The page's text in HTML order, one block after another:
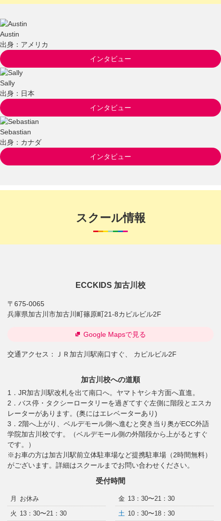
Austin
出身：アメリカ
インタビュー
Sally
出身：日本
インタビュー
Sebastian
出身：カナダ
インタビュー
スクール情報
ECCKIDS 加古川校
〒675-0065
兵庫県加古川市加古川町篠原町21-8カピルビル2F
交通アクセス： ＪＲ加古川駅南口すぐ、 カピルビル2F
Google Mapsで見る
加古川校への道順
1．JR加古川駅改札を出て南口へ。ヤマトヤシキ方面へ直進。
2．バス停・タクシーロータリーを過ぎてすぐ左側に階段とエスカ
レーターがあります。(奥にはエレベーターあり)
3．2階へ上がり、ベルデモール側へ進むと突き当り奥がECC外語
学院加古川校です。（ベルデモール側の外階段から上がるとすぐ
です。）
※お車の方は加古川駅前立体駐車場など提携駐車場（2時間無料）
がございます。詳細はスクールまでお問い合わせください。
受付時間
月
お休み
火 13：30〜21：30
金 13：30〜21：30
土 10：30〜18：30